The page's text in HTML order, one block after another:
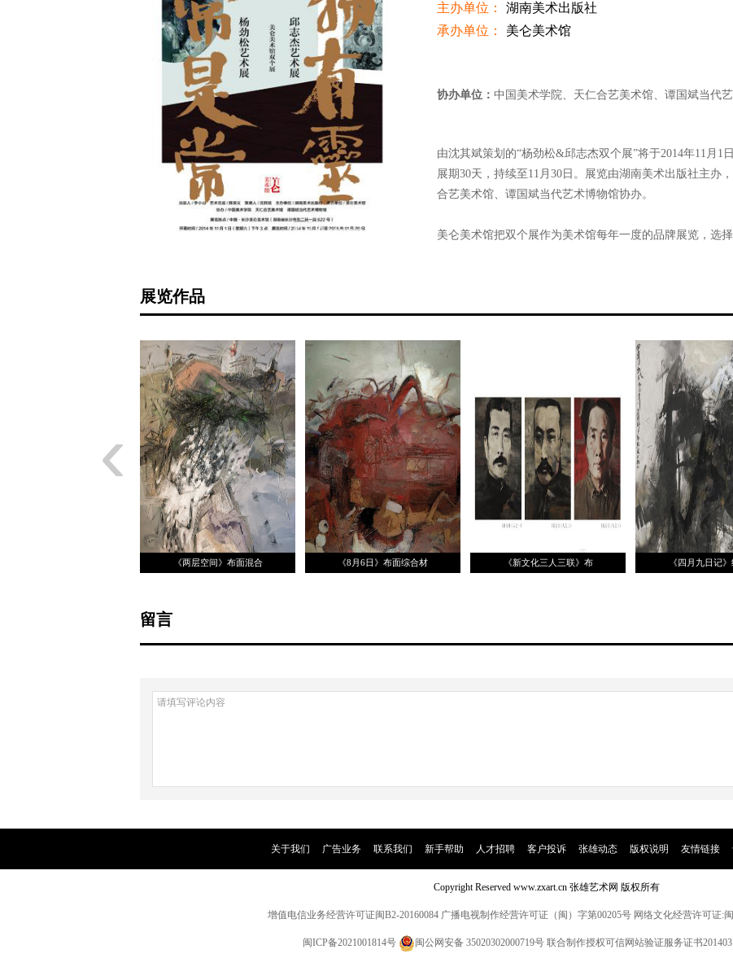
主办单位：
湖南美术出版社
承办单位：
美仑美术馆
协办单位： 中国美术学院、天仁合艺美术馆、谭国斌当代
由沈其斌策划的“杨劲松&邱志杰双个展”将于2014年11月1
展期30天，持续至11月30日。展览由湖南美术出版社主办
合艺美术馆、谭国斌当代艺术博物馆协办。
美仑美术馆把双个展作为美术馆每年一度的品牌展览，选
里，墨色成为视觉 的支撑和精神图腾，也成为画面恒定
尤其作品中具有学理的“涂抹”是亮点，这种“涂抹”是语言
品。这些作品依然延续了邱志杰以往作品中 对历史和政
人事和因缘的聚散离合等问题的探究与关注。在其中，总
读书，心头涌 上天下事，如在地面行走。这种感觉，不由
此次展览同时呈现了杨劲松和邱志杰从艺以来最为完整、
文本梳理，同时结合展场设计，进行更为明晰的凸显，展
展览作品
‹
《两层空间》布面混合 《8月6日》布面综合材 《新文化三人三联》布 《四月九日记
留言
关于我们 广告业务 联系我们 新手帮助 人才招聘 客户投诉 张雄动态 版权说明 友情链接
Copyright Reserved www.zxart.cn 张雄艺术网 版权所有
增值电信业务经营许可证闽B2-20160084 广播电视制作经营许可证（闽）字第00205号 网络文化经营许可证:
闽ICP备2021001814号 闽公网安备 35020302000719号 联合制作授权可信网站验证服务证书